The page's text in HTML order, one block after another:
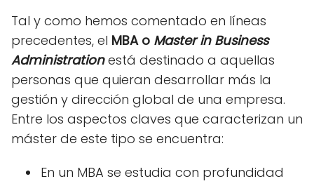
Tal y como hemos comentado en líneas
precedentes, el MBA o Master in Business
Administrationestá destinado a aquellas
personas que quieran desarrollar más la
gestión y dirección global de una empresa.
Entre los aspectos claves que caracterizan un
máster de este tipo se encuentra:
En un MBA se estudia con profundidad